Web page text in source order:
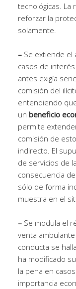
tecnológicas. La
reforzar la
solamente.
– Se extiende el
casos de
antes exigía
comisión del
entendiendo
un beneficio
permite
comisión de
indirecto. El
de servicios de
consecuencia
sólo de forma
muestra en el
– Se modula el
venta
conducta se
ha modificado
la pena en
importancia